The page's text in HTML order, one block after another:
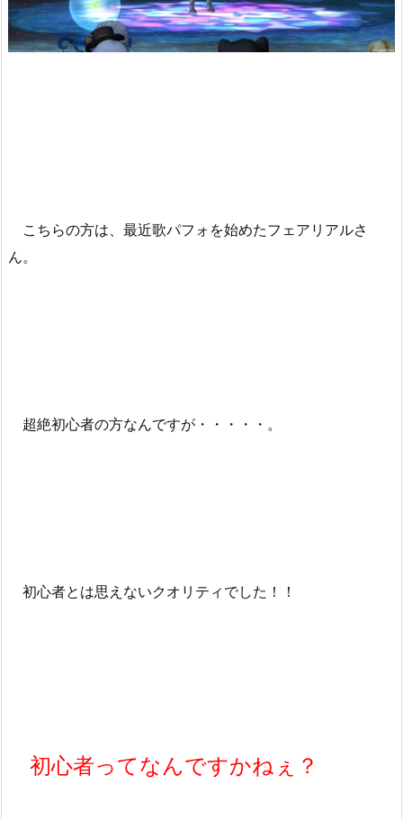
こちらの方は、最近歌パフォを始めたフェアリアルさ
ん。
超絶初心者の方なんですが・・・・・。
初心者とは思えないクオリティでした！！
初心者ってなんですかねぇ？